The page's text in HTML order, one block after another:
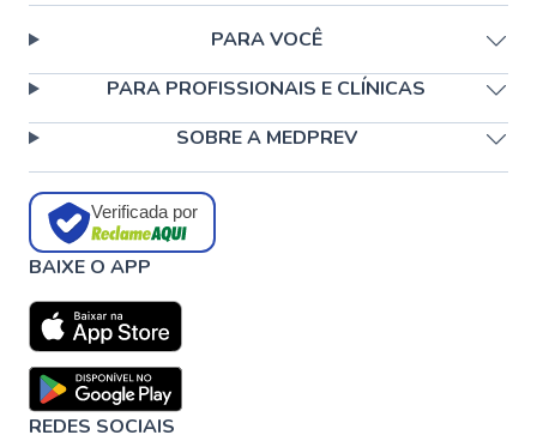
PARA VOCÊ
PARA PROFISSIONAIS E CLÍNICAS
SOBRE A MEDPREV
Verificada por
BAIXE O APP
REDES SOCIAIS